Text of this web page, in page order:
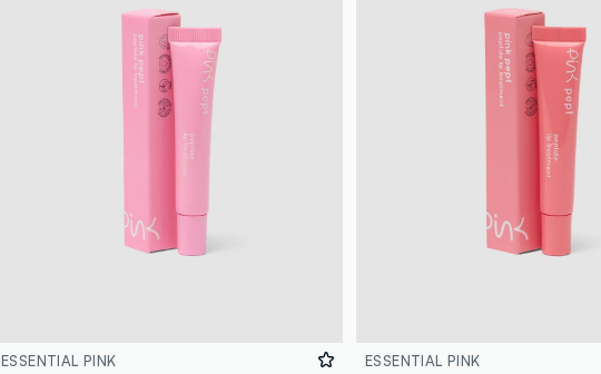
ESSENTIAL PINK
ESSENTIAL PINK